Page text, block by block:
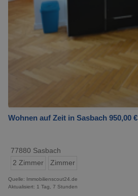
Wohnen auf Zeit in Sasbach 950,00 €
77880 Sasbach
2 Zimmer
Zimmer
Quelle: Immobilienscout24.de
Aktualisiert: 1 Tag, 7 Stunden